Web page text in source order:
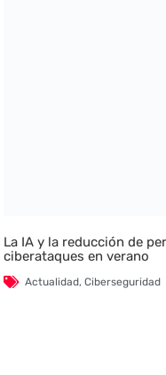
La IA y la reducción de
ciberataques en verano
Actualidad,Ciberseguridad